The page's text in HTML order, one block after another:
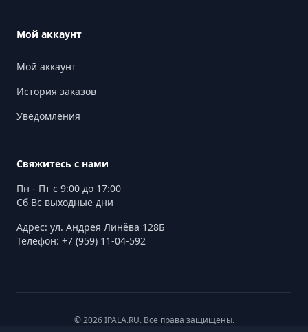
Мой аккаунт
Мой аккаунт
История заказов
Уведомления
Свяжитесь с нами
Пн - Пт с 9:00 до 17:00
Сб Вс выходные дни
Адрес: ул. Андрея Линёва 128Б
Телефон: +7 (959) 11-04-592
© 2026 IPALA.RU. Все права защищены.